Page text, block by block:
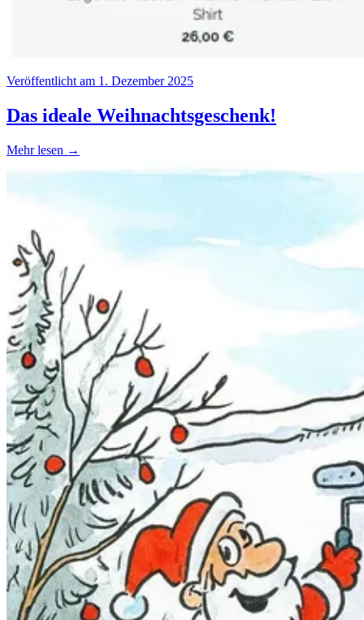
Veröffentlicht am 1. Dezember 2025
Das ideale Weihnachtsgeschenk!
Mehr lesen →